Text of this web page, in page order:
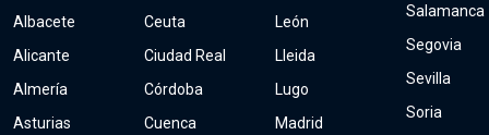
Albacete
Alicante
Almería
Asturias
Ceuta
Ciudad Real
Córdoba
Cuenca
León
Lleida
Lugo
Madrid
Salamanca
Segovia
Sevilla
Soria